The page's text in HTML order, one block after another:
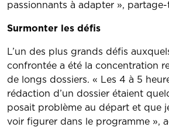
passionnants à adapter », partage-
Surmonter les défis
L’un des plus grands défis
confrontée a été la concentration
de longs dossiers. « Les 4 à 5
rédaction d’un dossier étaient
posait problème au départ et que
voir figurer dans le programme »,